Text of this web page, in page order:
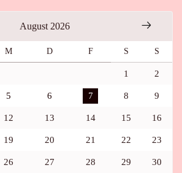
August 2026
M D F S S
1 2
5 6 7 8 9
12 13 14 15 16
19 20 21 22 23
26 27 28 29 30